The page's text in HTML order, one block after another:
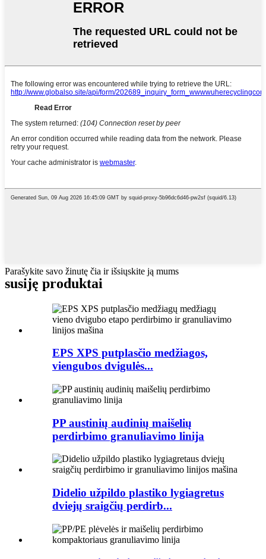
Parašykite savo žinutę čia ir išsiųskite ją mums
susiję produktai
EPS XPS putplasčio medžiagos,
viengubos dvigulės...
PP austinių audinių maišelių
perdirbimo granuliavimo linija
Didelio užpildo plastiko lygiagretus
dviejų sraigčių perdirb...